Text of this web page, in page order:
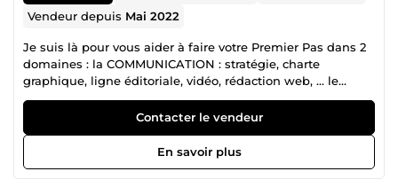
Vendeur depuis Mai 2022
Je suis là pour vous aider à faire votre Premier Pas dans 2
domaines : la COMMUNICATION : stratégie, charte
graphique, ligne éditoriale, vidéo, rédaction web, ... le
DEVELOPPEMENT PROFESSIONNEL : trouver sa voie,
identifier ses talents, mieux se connaitre, vaincre ses
croyances limitantes, ...
Contacter le vendeur
En savoir plus